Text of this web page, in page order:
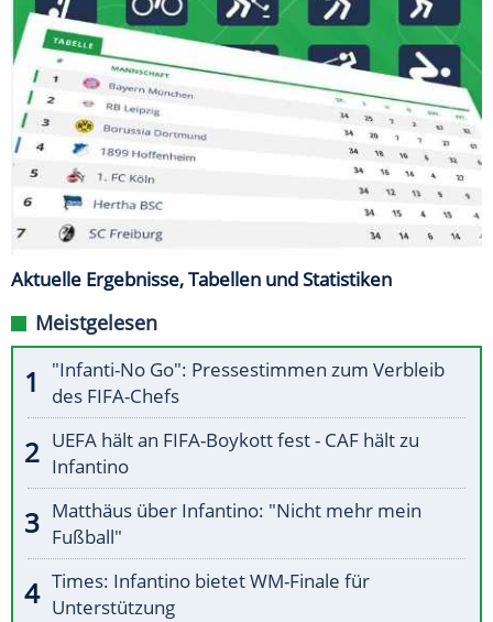
Aktuelle Ergebnisse, Tabellen und Statistiken
Meistgelesen
"Infanti-No Go": Pressestimmen zum Verbleib
des FIFA-Chefs
UEFA hält an FIFA-Boykott fest - CAF hält zu
Infantino
Matthäus über Infantino: "Nicht mehr mein
Fußball"
Times: Infantino bietet WM-Finale für
Unterstützung